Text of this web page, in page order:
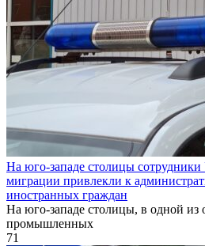
На юго-западе столицы
миграции привлекли к
иностранных граждан
На юго-западе столицы, в одной
промышленных
71